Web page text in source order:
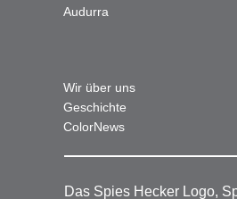
Audurra
Wir über uns
Geschichte
ColorNews
Das Spies Hecker Logo,